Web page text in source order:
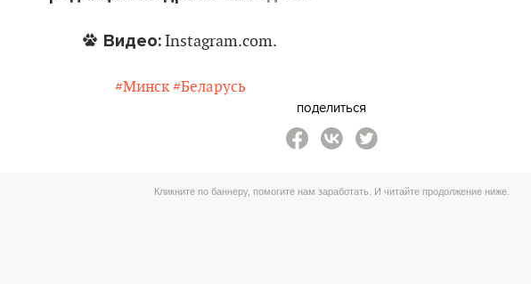
Видео:Instagram.com.
#Минск #Беларусь
поделиться